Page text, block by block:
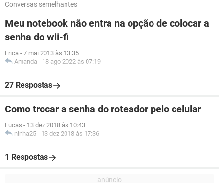
Conversas semelhantes
Meu notebook não entra na opção de colocar a
senha do wii-fi
Erica - 7 mai 2013 às 13:35
Amanda - 18 ago 2022 às 07:19
27 Respostas
Como trocar a senha do roteador pelo celular
Lucas - 13 dez 2018 às 10:43
ninha25 - 13 dez 2018 às 17:36
1 Respostas